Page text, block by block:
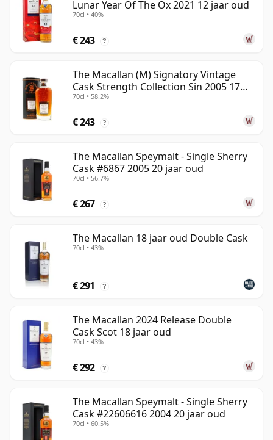
Lunar Year Of The Ox 2021 12 jaar oud
70cl • 40%
€ 243 ?
The Macallan (M) Signatory Vintage
Cask Strength Collection Sin 2005 17
jaar oud
70cl • 58.2%
€ 243 ?
The Macallan Speymalt - Single Sherry
Cask #6867 2005 20 jaar oud
70cl • 56.7%
€ 267 ?
The Macallan 18 jaar oud Double Cask
70cl • 43%
€ 291 ?
The Macallan 2024 Release Double
Cask Scot 18 jaar oud
70cl • 43%
€ 292 ?
The Macallan Speymalt - Single Sherry
Cask #22606616 2004 20 jaar oud
70cl • 60.5%